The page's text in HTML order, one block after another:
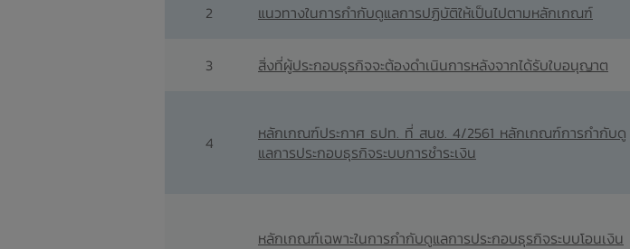
2 แนวทางในการกำกับดูแลการปฏิบัติให้เป็นไปตามหลักเกณฑ์​
3 สิ่งที่ผู้ประกอบธุรกิจจะต้องดำเนินการหลังจากได้รับใบอนุญาต
4
หลักเกณฑ์ประกาศ ธปท. ที่ สนช. 4/2561 หลักเกณฑ์การกำกับดู
แลการประกอบธุรกิจระบบการชำระเงิน
หลักเกณฑ์เฉพาะในการกำกับดูแลการประกอบธุรกิจระบบโอนเงิน